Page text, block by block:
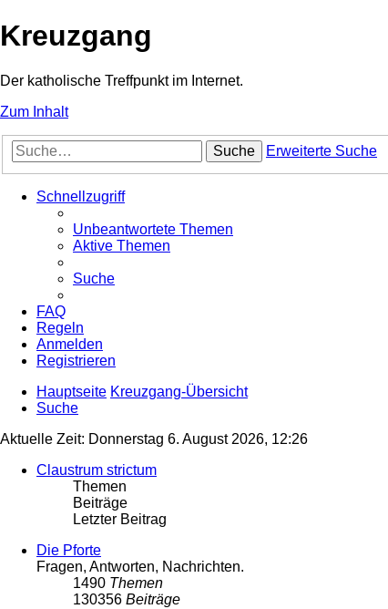
Kreuzgang
Der katholische Treffpunkt im Internet.
Zum Inhalt
Suche Erweiterte Suche
Schnellzugriff
Unbeantwortete Themen
Aktive Themen
Suche
FAQ
Regeln
Anmelden
Registrieren
Hauptseite Kreuzgang-Übersicht
Suche
Aktuelle Zeit: Donnerstag 6. August 2026, 12:26
Claustrum strictum
Themen
Beiträge
Letzter Beitrag
Die Pforte
Fragen, Antworten, Nachrichten.
1490 Themen
130356 Beiträge